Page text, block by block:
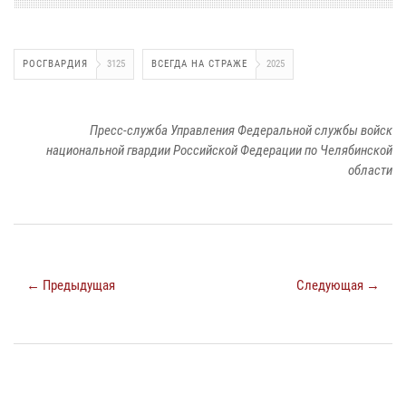
РОСГВАРДИЯ 3125 ВСЕГДА НА СТРАЖЕ 2025
Пресс-служба Управления Федеральной службы войск
национальной гвардии Российской Федерации по Челябинской
области
← Предыдущая Следующая →